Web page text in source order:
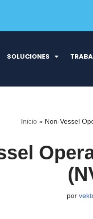
SOLUCIONES
Inicio » Non-Vessel
por